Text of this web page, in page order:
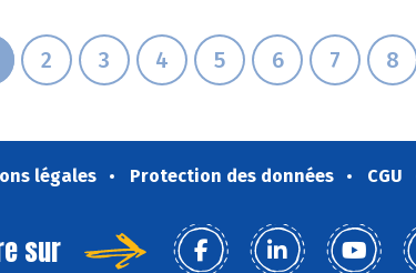
2 3 4 5 6 7 8
légales Protection des données CGU
sur